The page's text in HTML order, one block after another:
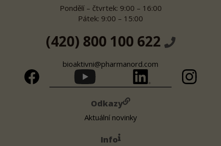
Pondělí – čtvrtek: 9:00 – 16:00
Pátek: 9:00 – 15:00
(420) 800 100 622
bioaktivni@pharmanord.com
Odkazy
Aktuální novinky
Info